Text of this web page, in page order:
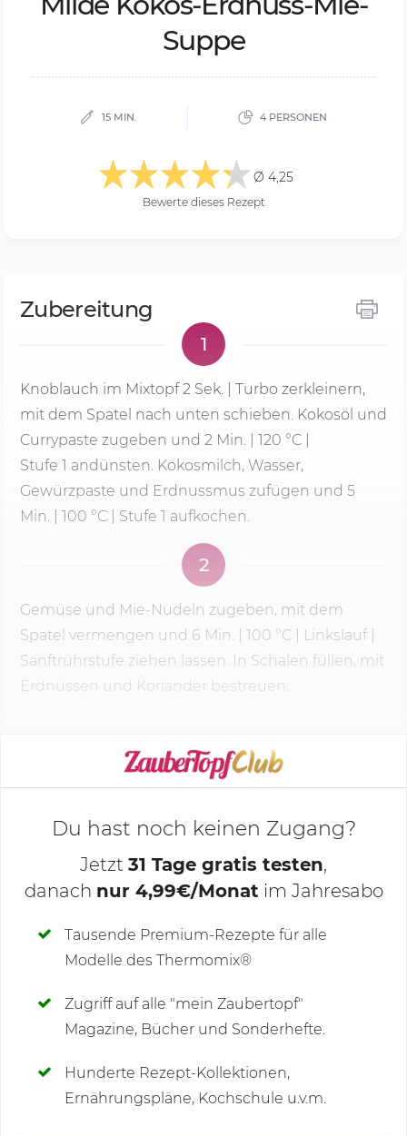
Sup­pe
15 MIN. 4 PERSONEN
Ø 4,25
Bewerte dieses Rezept
Zubereitung
1
Knoblauch im Mixtopf2 Sek.
| Turbo zerkleinern,
mit dem Spatel nach unten schieben. Kokosöl und
Currypaste zugeben und 2 Min. 120 °C
Stufe 1 andünsten. Kokosmilch, Wasser,
Gewürzpaste und Erdnussmus zufügen und 5
Min. | 100 °C | Stufe 1 aufkochen.
2
Gemüse und Mie-Nudeln zugeben, mit dem
Spatel vermengen und 6 Min. 100 °C | Linkslauf |
Sanftrührstufe ziehen lassen. In Schalen füllen, mit
Erdnüssen und Koriander bestreuen.
KOCHMODUS STARTEN
Deine Notizen
Du hast noch keinen Zugang?
Jetzt 31 Tage gratis testen,
danach nur 4,99€/Monat im Jahresabo
Tausende Premium-Rezepte für alle
Modelle des Thermomix®
Zugriff auf alle "mein Zaubertopf"
Magazine, Bücher und Sonderhefte.
Hunderte Rezept-Kollektionen,
Ernährungspläne, Kochschule u.v.m.
Kommentare(6)